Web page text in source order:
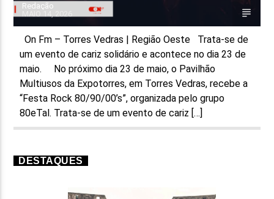
ON FM
Redação
On Fm – Torres Vedras | Região Oeste Trata-se de
um evento de cariz solidário e acontece no dia 23 de
maio. No próximo dia 23 de maio, o Pavilhão
Multiusos da Expotorres, em Torres Vedras, recebe a
“Festa Rock 80/90/00’s”, organizada pelo grupo
80eTal. Trata-se de um evento de cariz […]
DESTAQUES